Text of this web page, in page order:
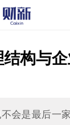
构与
会是最后一